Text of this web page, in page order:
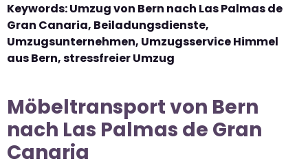
Keywords: Umzug von Bern nach Las Palmas de
Gran Canaria, Beiladungsdienste,
Umzugsunternehmen, Umzugsservice Himmel
aus Bern, stressfreier Umzug
Möbeltransport von Bern
nach Las Palmas de Gran
Canaria